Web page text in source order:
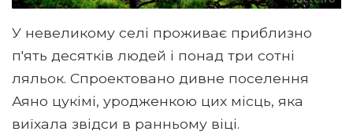
У невеликому селі проживає приблизно
п'ять десятків людей і понад три сотні
ляльок. Спроектовано дивне поселення
Аяно цукімі, уродженкою цих місць, яка
виїхала звідси в ранньому віці.